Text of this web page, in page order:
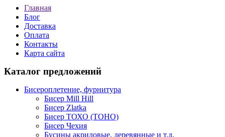
Главная
Блог
Доставка
Оплата
Контакты
Карта сайта
Каталог предложений
Бисероплетение, фурнитура
Бисер Mill Hill
Бисер Zlatka
Бисер ТОХО (TOHO)
Бисер Чехия
Бусины акриловые, деревянные и т.д.